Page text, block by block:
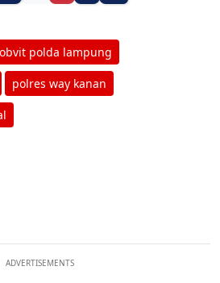
polda lampung
polres way kanan
ADVERTISEMENTS